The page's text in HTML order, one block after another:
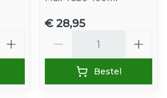
€ 28,95
Bestel